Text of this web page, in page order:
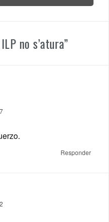
no s’atura”
Responder